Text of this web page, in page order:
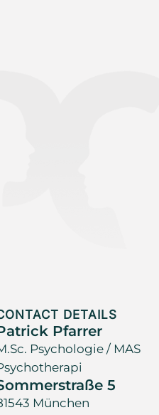
DETAILS
Pfarrer
Psychologie / MAS
5
München